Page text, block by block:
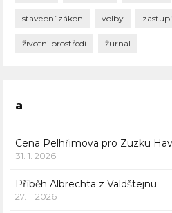
stavební zákon volby
životní prostředí žurnál
a
Cena Pelhřimova pro Zuzku
31. 1. 2026
Příběh Albrechta z Valdštejnu
27. 1. 2026